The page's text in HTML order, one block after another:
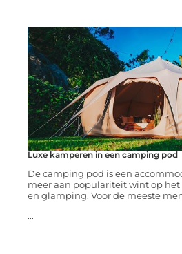
Luxe kamperen in een camping pod
De camping pod is een
meer aan populariteit wint op
en glamping. Voor de meeste
...